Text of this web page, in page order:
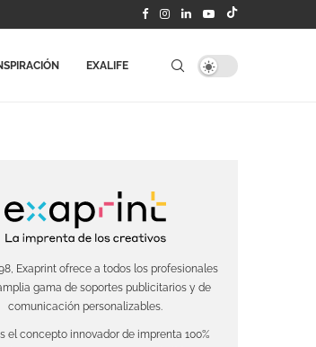
EXALIFE
Exaprint ofrece a todos los profesionales
gama de soportes publicitarios y de
comunicación personalizables.
el concepto innovador de imprenta 100%